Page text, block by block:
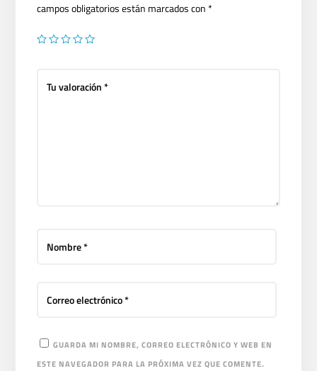
campos obligatorios están marcados con *
GUARDA MI NOMBRE, CORREO ELECTRÓNICO Y WEB EN
ESTE NAVEGADOR PARA LA PRÓXIMA VEZ QUE COMENTE.